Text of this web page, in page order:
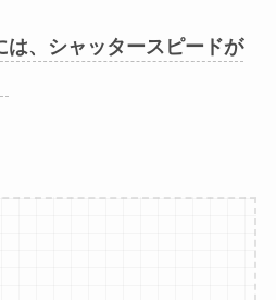
は、シャッタースピードが